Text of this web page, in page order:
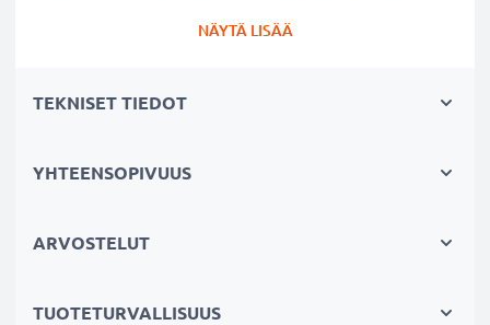
usvan. Lisäksi polarisaatiosuotimella voi kuvata
✔ Poistaa heijastukset ei-metallisilta pinnoilta (esim.
✔ Lisää värikylläisyyttä ja kontrastia ja tuo esiin
NÄYTÄ LISÄÄ
TEKNISET TIEDOT
YHTEENSOPIVUUS
ARVOSTELUT
TUOTETURVALLISUUS